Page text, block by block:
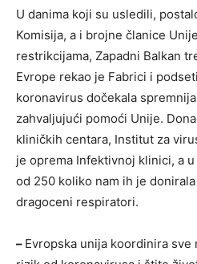
U danima koji su usledili,
Komisija, a i brojne članice
restrikcijama, Zapadni Balkan
Evrope rekao je Fabrici i
koronavirus dočekala
zahvaljujući pomoći Unije.
kliničkih centara, Institut za
je oprema Infektivnoj klinici, a
od 250 koliko nam ih je
dragoceni respiratori.
– Evropska unija koordinira sve